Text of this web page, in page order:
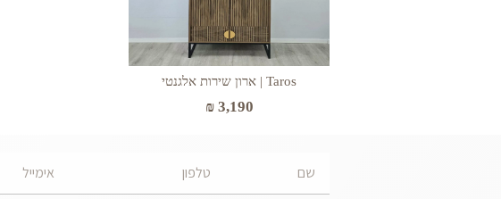
Taros | ארון שירות אלגנטי
₪3,190